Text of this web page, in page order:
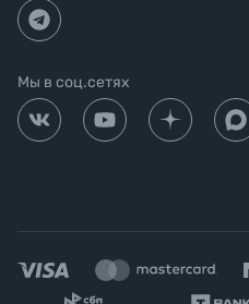
Мы в соц.сетях